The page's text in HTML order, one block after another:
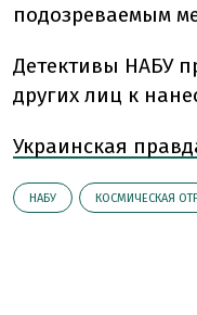
подозреваемым
Детективы НАБУ
других лиц к
Украинская
НАБУ КОСМИЧЕСКАЯ